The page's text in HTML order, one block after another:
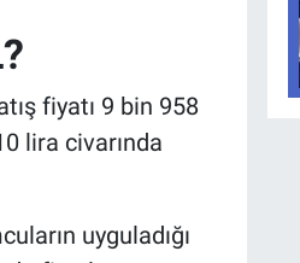
fiyatı 9 bin 958
lira civarında
uyguladığı